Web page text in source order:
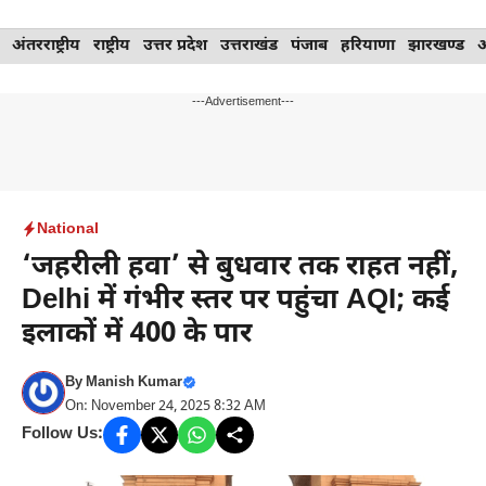
Skip
to
अंतरराष्ट्रीय राष्ट्रीय उत्तर प्रदेश उत्तराखंड पंजाब हरियाणा झारखण्ड
---Advertisement---
National
‘जहरीली हवा’ से बुधवार तक राहत नहीं,
Delhi में गंभीर स्तर पर पहुंचा AQI; कई
इलाकों में 400 के पार
ByManish Kumar
On: November 24, 2025 8:32 AM
Follow Us: